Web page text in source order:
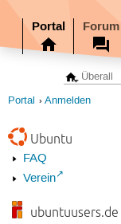
Portal Forum
Portal Anmelden
Ubuntu
FAQ
Verein
ubuntuusers.de